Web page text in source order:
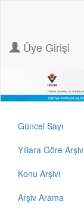
Üye Girişi
Güncel Sayı
Yıllara Göre Arşiv
Konu Arşivi
Arşiv Arama